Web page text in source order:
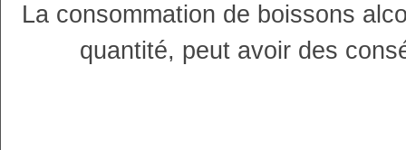
La consommation de boissons
quantité, peut avoir des